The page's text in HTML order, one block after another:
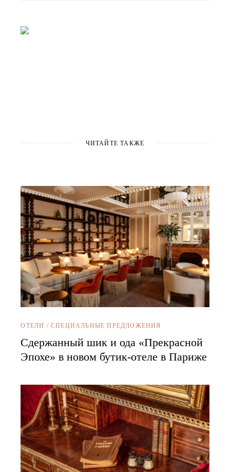
ЧИТАЙТЕ ТАКЖЕ
ОТЕЛИ / СПЕЦИАЛЬНЫЕ ПРЕДЛОЖЕНИЯ
Сдержанный шик и ода «Прекрасной
Эпохе» в новом бутик-отеле в Париже